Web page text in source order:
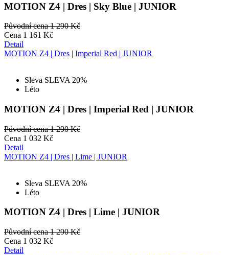
MOTION Z4 | Dres | Sky Blue | JUNIOR
Původní cena1 290 Kč
Cena 1 161 Kč
Detail
MOTION Z4 | Dres | Imperial Red | JUNIOR
Sleva SLEVA 20%
Léto
MOTION Z4 | Dres | Imperial Red | JUNIOR
Původní cena1 290 Kč
Cena 1 032 Kč
Detail
MOTION Z4 | Dres | Lime | JUNIOR
Sleva SLEVA 20%
Léto
MOTION Z4 | Dres | Lime | JUNIOR
Původní cena1 290 Kč
Cena 1 032 Kč
Detail